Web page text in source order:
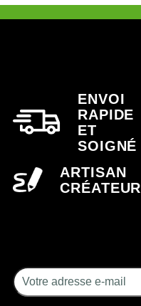
ENVOI
RAPIDE
ET
SOIGNÉ
ARTISAN
CRÉATEUR